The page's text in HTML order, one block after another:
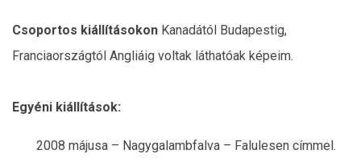
Csoportos kiállításokon Kanadától Budapestig,
Franciaországtól Angliáig voltak láthatóak képeim.
Egyéni kiállítások:
2008 májusa – Nagygalambfalva – Falulesen címmel.